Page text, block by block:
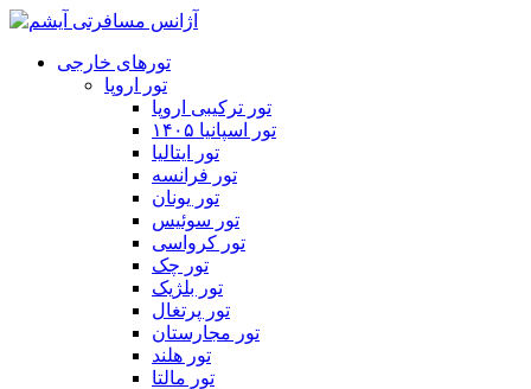
تورهای خارجی
تور اروپا
تور ترکیبی اروپا
تور اسپانیا ۱۴۰۵
تور ایتالیا
تور فرانسه
تور یونان
تور سوئیس
تور کرواسی
تور چک
تور بلژیک
تور پرتغال
تور مجارستان
تور هلند
تور مالتا